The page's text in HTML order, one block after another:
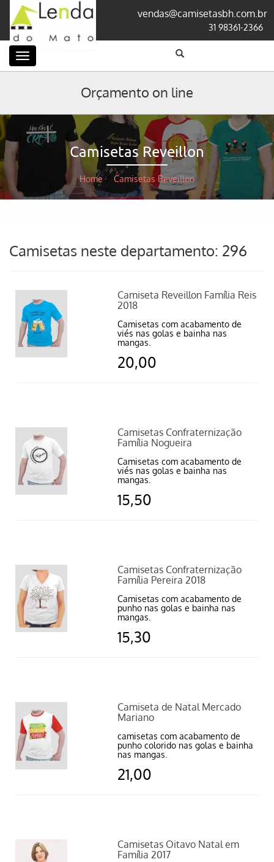
vendas@camisetasbh.com.br
31 98361-2366
Categorias
Orçamento on line
Camisetas Reveillon
Home / Camisetas Reveillon
Camisetas neste departamento: 296
Camiseta Reveillon Família Reis
2018
Camisetas com acabamento de
viés nas golas e bainha nas
mangas.
20,00
Camisetas Confraternização
Família Nogueira
Camisetas com acabamento de
viés nas golas e bainha nas
mangas.
15,50
Camisetas Confraternização
Família Pereira 2018
Camisetas com acabamento de
punho nas golas e bainha nas
mangas.
15,30
Camiseta de Natal Mercado
Mariano
camisetas com acabamento de
punho colorido nas golas e bainha
nas mangas.
21,00
Camisetas Oitavo Natal em
Família 2017